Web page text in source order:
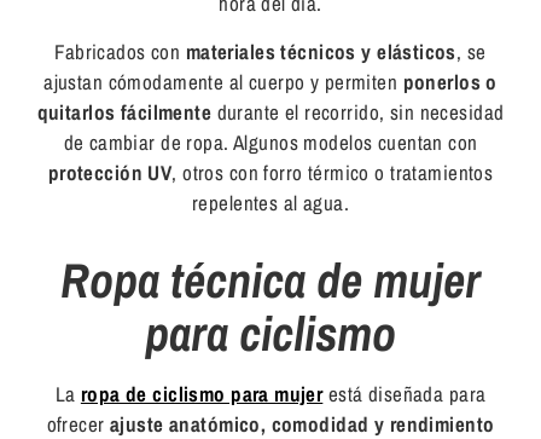
Fabricados con materiales técnicos y elásticos, se
ajustan cómodamente al cuerpo y permiten ponerlos o
quitarlos fácilmente durante el recorrido, sin necesidad
de cambiar de ropa. Algunos modelos cuentan con
protección UV, otros con forro térmico o tratamientos
repelentes al agua.
Ropa técnica de mujer
para ciclismo
La ropa de ciclismo para mujerestá diseñada para
ofrecer ajuste anatómico, comodidad y rendimiento